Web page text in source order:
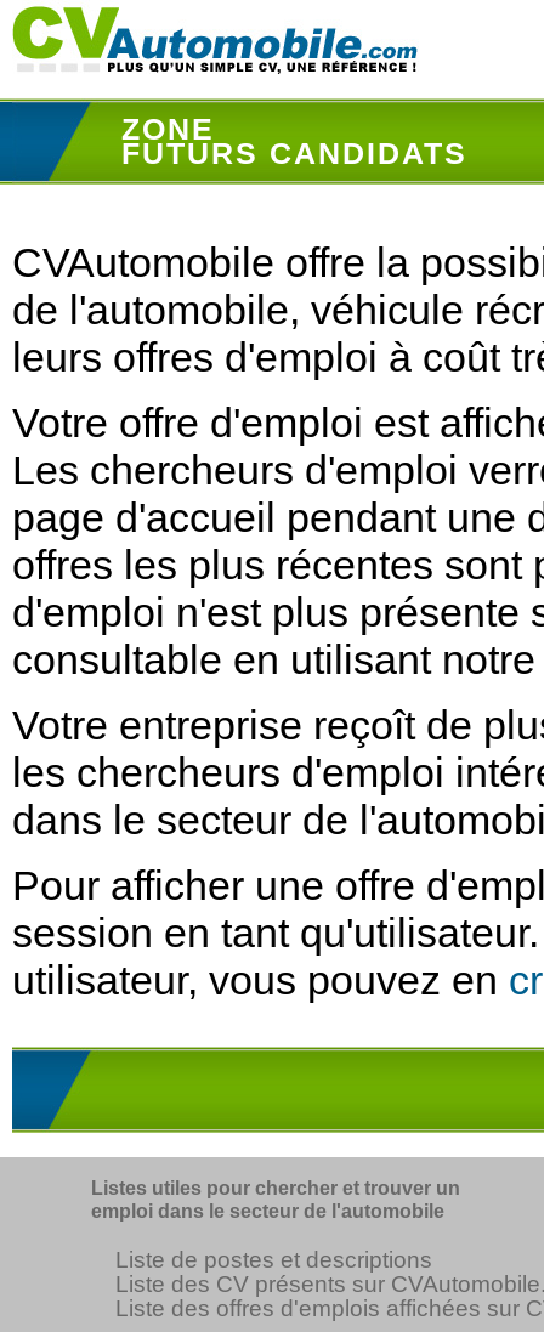
ZONE
FUTURS CANDIDATS
CVAutomobile offre la
de l'automobile, véhicule
leurs offres d'emploi à coût
Votre offre d'emploi est
Les chercheurs d'emploi
page d'accueil pendant une
offres les plus récentes sont
d'emploi n'est plus présente
consultable en utilisant
Votre entreprise reçoît de
les chercheurs d'emploi
dans le secteur de
Pour afficher une offre
session en tant
utilisateur, vous pouvez en
Listes utiles pour chercher et trouver un
emploi dans le secteur de l'automobile
Liste de postes et descriptions
Liste des CV présents sur
Liste des offres d'emplois affichées sur